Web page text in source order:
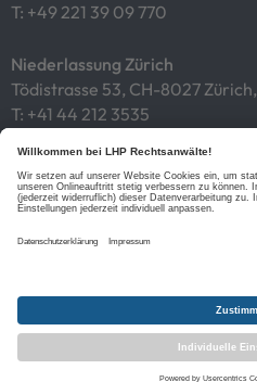
T: +49 221 39 09 770
Niederlassung Zürich
Tödistrasse 53, CH-8027 Zürich,
T: +41 44 212 3535